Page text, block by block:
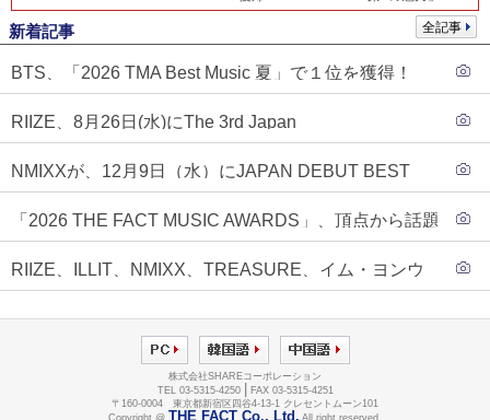
全記事
新着記事
BTS、「2026 TMA Best Music 夏」で１位を獲得！
RIIZE、8月26日(水)にThe 3rd Japan
NMIXXが、12月9日（水）にJAPAN DEBUT BEST
もスタート！！
「2026 THE FACT MUSIC AWARDS」、頂点から話題
RIIZE、ILLIT、NMIXX、TREASURE、イム・ヨンウ
インナップに合流！
株式会社SHAREコーポレーション
TEL 03-5315-4250
FAX 03-5315-4251
〒160-0004 東京都新宿区四谷4-13-1 クレセントムーン101
Copyright @ THE FACT Co., Ltd. All right reserved.